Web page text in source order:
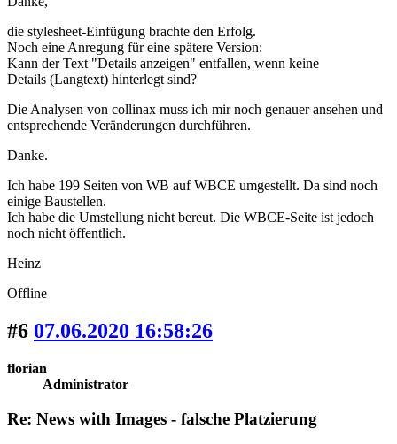
die stylesheet-Einfügung brachte den Erfolg.
Noch eine Anregung für eine spätere Version:
Kann der Text "Details anzeigen" entfallen, wenn keine
Details (Langtext) hinterlegt sind?
Die Analysen von collinax muss ich mir noch genauer ansehen und
entsprechende Veränderungen durchführen.
Danke.
Ich habe 199 Seiten von WB auf WBCE umgestellt. Da sind noch
einige Baustellen.
Ich habe die Umstellung nicht bereut. Die WBCE-Seite ist jedoch
noch nicht öffentlich.
Heinz
Offline
#6 07.06.2020 16:58:26
florian
Administrator
Re: News with Images - falsche Platzierung